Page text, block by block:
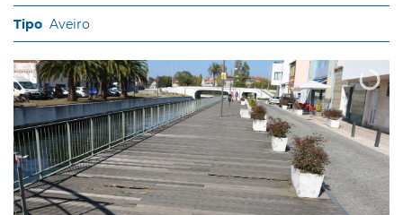
Aveiro